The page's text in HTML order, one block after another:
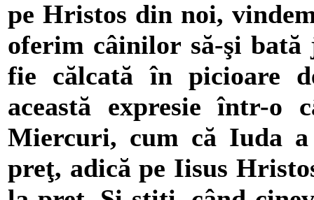
pe Hristos din noi,
oferim câinilor să-şi bată
fie călcată în picioare
această expresie într-o
Miercuri, cum că Iuda
preţ, adică pe Iisus